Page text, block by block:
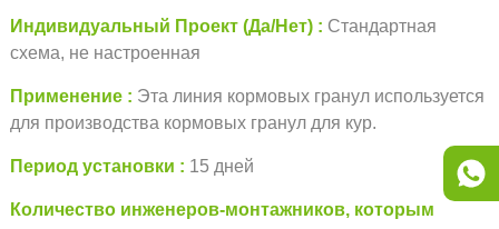
Индивидуальный Проект (Да/Нет)
Стандартная
схема, не настроенная
Применение
Эта линия кормовых гранул используется
для производства кормовых гранул для кур.
Период установки 15 дней
Количество инженеров-монтажников, которым